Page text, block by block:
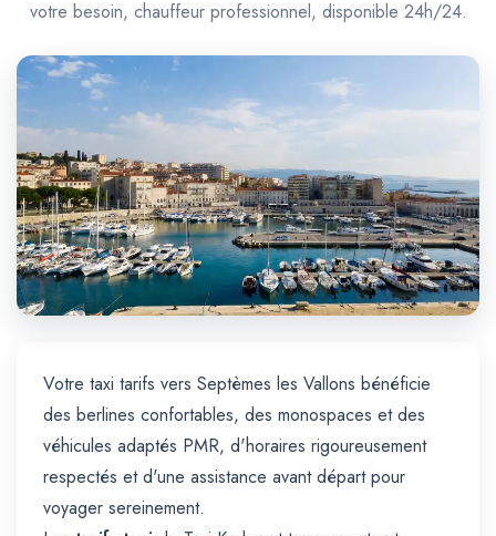
votre besoin, chauffeur professionnel, disponible 24h/24.
Votre taxi tarifs vers Septèmes les Vallons bénéficie
des berlines confortables, des monospaces et des
véhicules adaptés PMR, d'horaires rigoureusement
respectés et d'une assistance avant départ pour
voyager sereinement.